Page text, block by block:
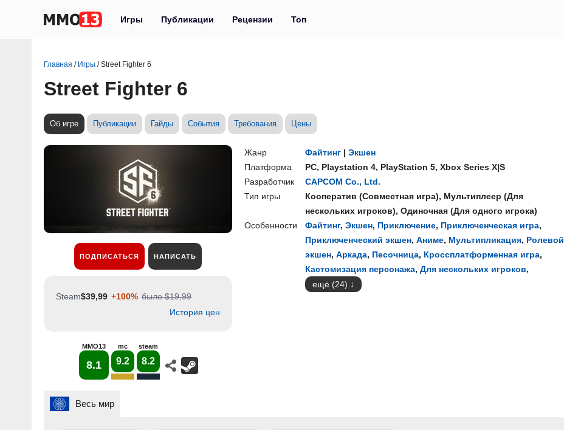
Игры Публикации Рецензии Топ
Главная / Игры /Street Fighter 6
Street Fighter 6
Об игре Публикации Гайды События Требования Цены
ПОДПИСАТЬСЯ НАПИСАТЬ
Steam$39,99 +100% было $19,99
История цен
MMO13
8.1
mc
9.2
steam
8.2
Жанр Файтинг | Экшен
Платформа
PC, Playstation 4, PlayStation 5, Xbox Series X|S
Разработчик
CAPCOM Co., Ltd.
Тип игры
Кооператив (Совместная игра), Мультиплеер (Для
нескольких игроков), Одиночная (Для одного игрока)
Особенности
Файтинг, Экшен, Приключение, Приключенческая игра,
Приключенческий экшен, Аниме, Мультипликация, Ролевой
экшен, Аркада, Песочница, Кроссплатформенная игра,
Кастомизация персонажа, Для нескольких игроков,
ещё (24)
Весь мир